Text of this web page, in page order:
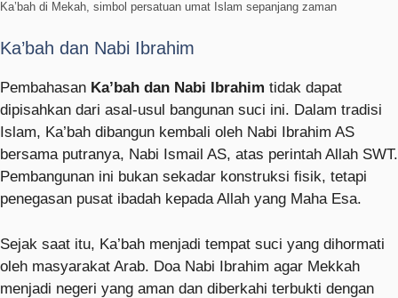
Ka’bah di Mekah, simbol persatuan umat Islam sepanjang zaman
Ka’bah dan Nabi Ibrahim
Pembahasan Ka’bah dan Nabi Ibrahim tidak dapat
dipisahkan dari asal-usul bangunan suci ini. Dalam tradisi
Islam, Ka’bah dibangun kembali oleh Nabi Ibrahim AS
bersama putranya, Nabi Ismail AS, atas perintah Allah SWT.
Pembangunan ini bukan sekadar konstruksi fisik, tetapi
penegasan pusat ibadah kepada Allah yang Maha Esa.
Sejak saat itu, Ka’bah menjadi tempat suci yang dihormati
oleh masyarakat Arab. Doa Nabi Ibrahim agar Mekkah
menjadi negeri yang aman dan diberkahi terbukti dengan